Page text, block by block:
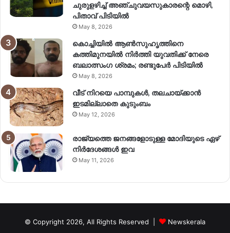
ചുരുളഴിച്ച് അഞ്ചുവയസുകാരന്റെ മൊഴി,
പിതാവ് പിടിയിൽ
May 8, 2026
കൊച്ചിയിൽ ആൺസുഹൃത്തിനെ
കത്തിമുനയിൽ നിർത്തി യുവതിക്ക് നേരെ
ബലാത്സംഗ​ ശ്രമം; രണ്ടുപേർ പിടിയിൽ
May 8, 2026
വീട് നിറയെ പാമ്പുകൾ, തലചായ്ക്കാൻ
ഇടമില്ലാതെ കുടുംബം
May 12, 2026
രാജ്യത്തെ ജനങ്ങളോടുള്ള മോദിയുടെ ഏഴ്
നിര്‍ദേശങ്ങള്‍ ഇവ
May 11, 2026
© Copyright 2026, All Rights Reserved | Newskerala